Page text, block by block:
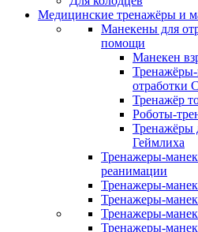
Медицинские тренажёры и
Манекены для
помощи
Манекен
отработки
Тренажёр
Роботы-
Тренажёры
Геймлиха
Тренажеры-
реанимации
Тренажеры-
Тренажеры-
Тренажеры-
Тренажеры-